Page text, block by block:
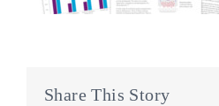
Share This Story